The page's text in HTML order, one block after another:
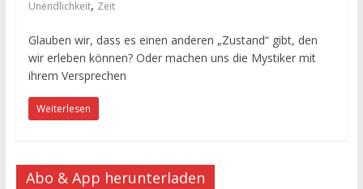
Unendlichkeit, Zeit
Glauben wir, dass es einen anderen „Zustand“ gibt, den
wir erleben können? Oder machen uns die Mystiker mit
ihrem Versprechen
Weiterlesen
Abo & App herunterladen